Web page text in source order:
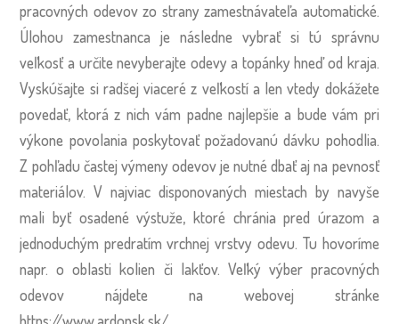
pracovných odevov zo strany zamestnávateľa automatické.
Úlohou zamestnanca je následne vybrať si tú správnu
veľkosť a určite nevyberajte odevy a topánky hneď od kraja.
Vyskúšajte si radšej viaceré z veľkostí a len vtedy dokážete
povedať, ktorá z nich vám padne najlepšie a bude vám pri
výkone povolania poskytovať požadovanú dávku pohodlia.
Z pohľadu častej výmeny odevov je nutné dbať aj na pevnosť
materiálov. V najviac disponovaných miestach by navyše
mali byť osadené výstuže, ktoré chránia pred úrazom a
jednoduchým predratím vrchnej vrstvy odevu. Tu hovoríme
napr. o oblasti kolien či lakťov. Veľký výber pracovných
odevov nájdete na webovej stránke